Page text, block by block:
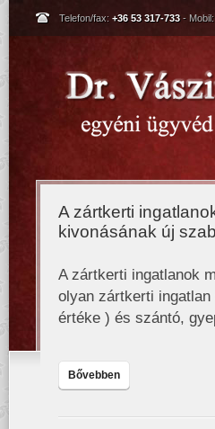
Telefon/fax: +36 53 317-733- Mobil:
A zártkerti
kivonásának új
A zártkerti ingatlanok
olyan zártkerti
értéke ) és szántó,
Bővebben